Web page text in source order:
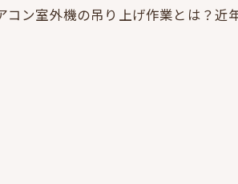
コン室外機の吊り上げ作業とは？近